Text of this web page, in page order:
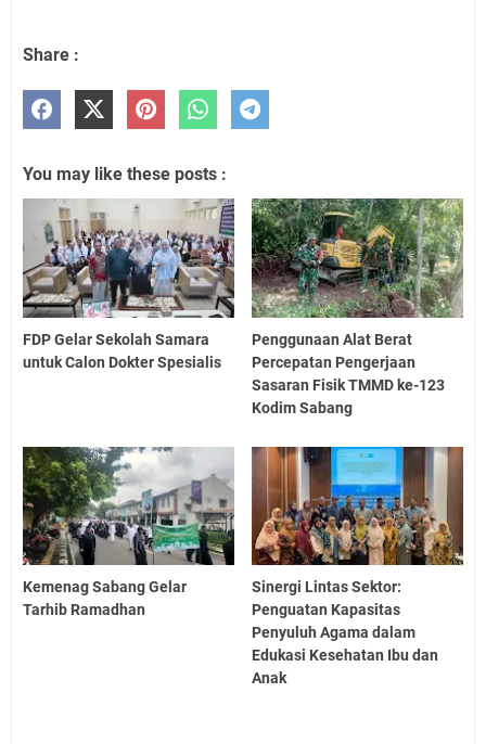
Share :
You may like these posts :
FDP Gelar Sekolah Samara
untuk Calon Dokter Spesialis
Penggunaan Alat Berat
Percepatan Pengerjaan
Sasaran Fisik TMMD ke-123
Kodim Sabang
Kemenag Sabang Gelar
Tarhib Ramadhan
Sinergi Lintas Sektor:
Penguatan Kapasitas
Penyuluh Agama dalam
Edukasi Kesehatan Ibu dan
Anak